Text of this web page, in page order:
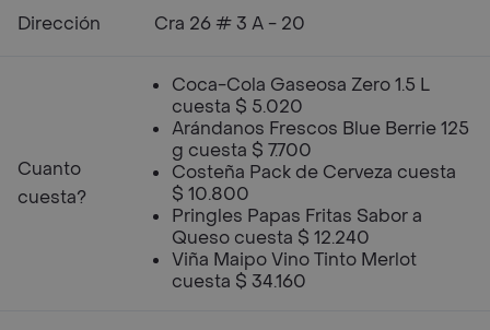
Dirección Cra 26 # 3 A - 20
Cuanto
cuesta?
Coca-Cola Gaseosa Zero 1.5 L
cuesta $ 5.020
Arándanos Frescos Blue Berrie 125
g cuesta $ 7.700
Costeña Pack de Cerveza cuesta
$ 10.800
Pringles Papas Fritas Sabor a
Queso cuesta $ 12.240
Viña Maipo Vino Tinto Merlot
cuesta $ 34.160